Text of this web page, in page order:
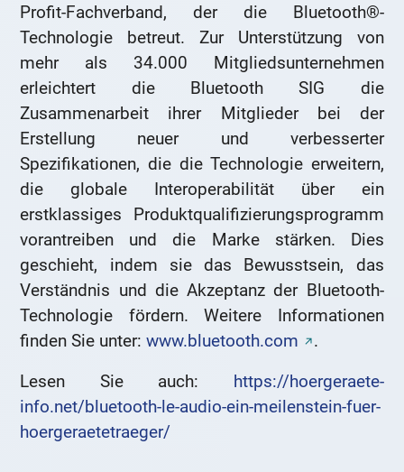
Profit-Fachverband, der die Bluetooth®-
Technologie betreut. Zur Unterstützung von
mehr als 34.000 Mitgliedsunternehmen
erleichtert die Bluetooth SIG die
Zusammenarbeit ihrer Mitglieder bei der
Erstellung neuer und verbesserter
Spezifikationen, die die Technologie erweitern,
die globale Interoperabilität über ein
erstklassiges Produktqualifizierungsprogramm
vorantreiben und die Marke stärken. Dies
geschieht, indem sie das Bewusstsein, das
Verständnis und die Akzeptanz der Bluetooth-
Technologie fördern. Weitere Informationen
finden Sie unter:www.bluetooth.com
.
Lesen Sie auch: https://hoergeraete-
info.net/bluetooth-le-audio-ein-meilenstein-fuer-
hoergeraetetraeger/